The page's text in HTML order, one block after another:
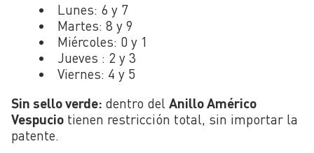
Lunes: 6 y 7
Martes: 8 y 9
Miércoles: 0 y 1
Jueves : 2 y 3
Viernes: 4 y 5
Sin sello verde: dentro del Anillo Américo
Vespucio tienen restricción total, sin importar la
patente.